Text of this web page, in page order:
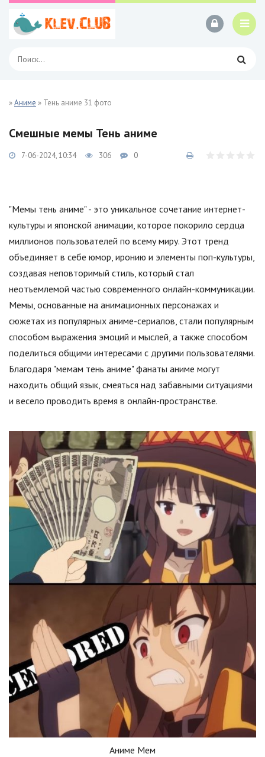
»Аниме » Тень аниме 31 фото
Смешные мемы Тень аниме
7-06-2024, 10:34 306 0
"Мемы тень аниме" - это уникальное сочетание интернет-
культуры и японской анимации, которое покорило сердца
миллионов пользователей по всему миру. Этот тренд
объединяет в себе юмор, иронию и элементы поп-культуры,
создавая неповторимый стиль, который стал
неотъемлемой частью современного онлайн-коммуникации.
Мемы, основанные на анимационных персонажах и
сюжетах из популярных аниме-сериалов, стали популярным
способом выражения эмоций и мыслей, а также способом
поделиться общими интересами с другими пользователями.
Благодаря "мемам тень аниме" фанаты аниме могут
находить общий язык, смеяться над забавными ситуациями
и весело проводить время в онлайн-пространстве.
Аниме Мем